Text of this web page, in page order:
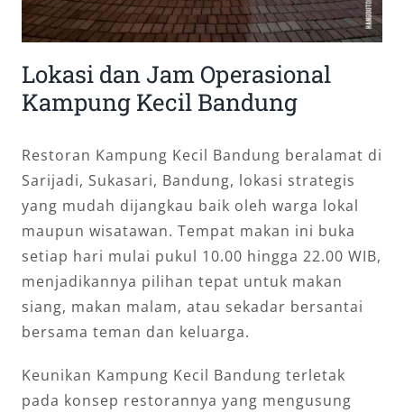
Lokasi dan Jam Operasional
Kampung Kecil Bandung
Restoran Kampung Kecil Bandung beralamat di
Sarijadi, Sukasari, Bandung, lokasi strategis
yang mudah dijangkau baik oleh warga lokal
maupun wisatawan. Tempat makan ini buka
setiap hari mulai pukul 10.00 hingga 22.00 WIB,
menjadikannya pilihan tepat untuk makan
siang, makan malam, atau sekadar bersantai
bersama teman dan keluarga.
Keunikan Kampung Kecil Bandung terletak
pada konsep restorannya yang mengusung